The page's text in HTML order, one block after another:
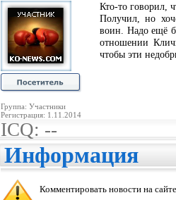
Группа: Участники
Регистрация: 1.11.2014
Кто-то говорил,
Получил, но
воин. Надо ещё
отношении
чтобы эти
ICQ: --
Информация
Комментировать новости на